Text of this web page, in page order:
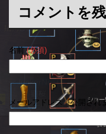
コメントを
名前(必須)
メールアドレス（公開され